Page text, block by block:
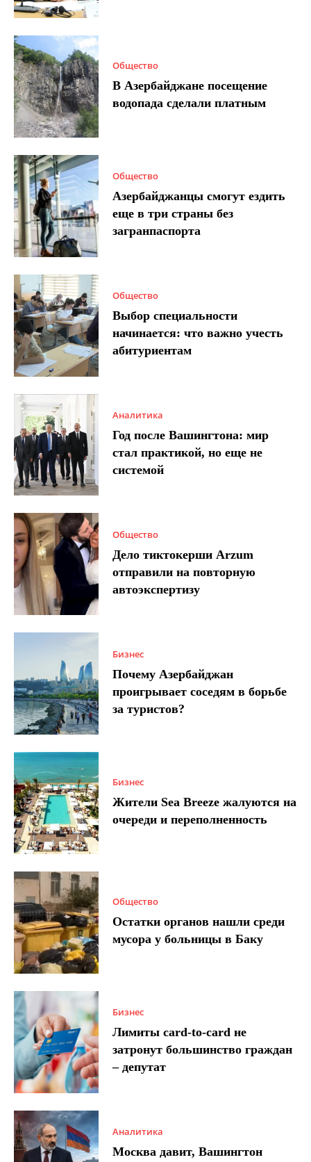
Общество
В Азербайджане посещение
водопада сделали платным
Общество
Азербайджанцы смогут ездить
еще в три страны без
загранпаспорта
Общество
Выбор специальности
начинается: что важно учесть
абитуриентам
Аналитика
Год после Вашингтона: мир
стал практикой, но еще не
системой
Общество
Дело тиктокерши Arzum
отправили на повторную
автоэкспертизу
Бизнес
Почему Азербайджан
проигрывает соседям в борьбе
за туристов?
Бизнес
Жители Sea Breeze жалуются на
очереди и переполненность
Общество
Остатки органов нашли среди
мусора у больницы в Баку
Бизнес
Лимиты card-to-card не
затронут большинство граждан
– депутат
Аналитика
Москва давит, Вашингтон